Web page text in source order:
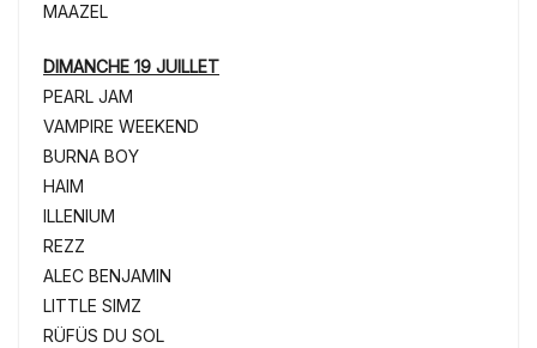
MAAZEL
DIMANCHE 19 JUILLET
PEARL JAM
VAMPIRE WEEKEND
BURNA BOY
HAIM
ILLENIUM
REZZ
ALEC BENJAMIN
LITTLE SIMZ
RÜFÜS DU SOL